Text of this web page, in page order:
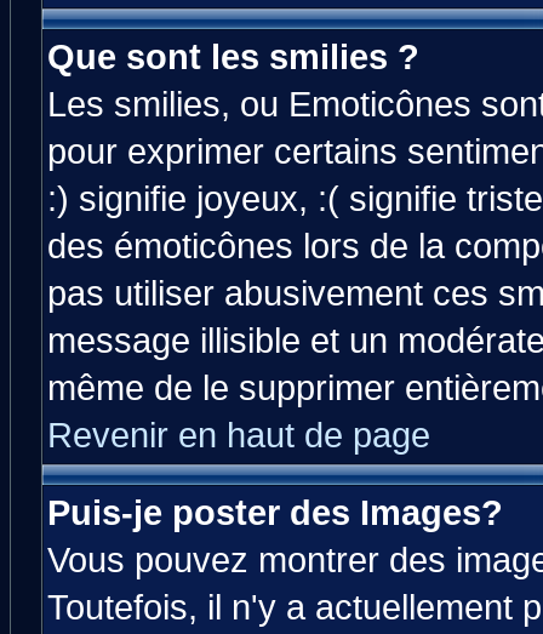
Que sont les smilies ?
Les smilies, ou Emoticônes
pour exprimer certains
:) signifie joyeux, :( signifie
des émoticônes lors de la
pas utiliser abusivement ces
message illisible et un
même de le supprimer
Revenir en haut de page
Puis-je poster des Images?
Vous pouvez montrer des
Toutefois, il n'y a actuellement